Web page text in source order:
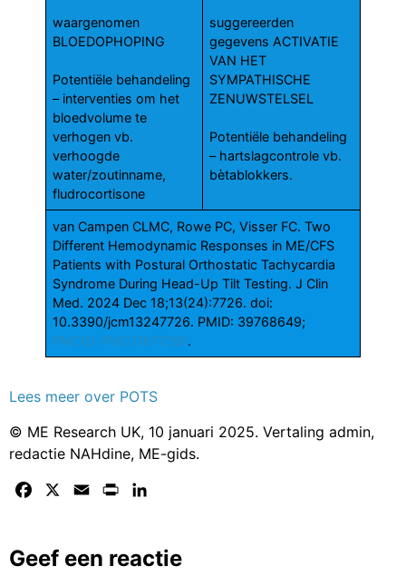
waargenomen
BLOEDOPHOPING
Potentiële behandeling
– interventies om het
bloedvolume te
verhogen vb.
verhoogde
water/zoutinname,
fludrocortisone
suggereerden
gegevens ACTIVATIE
VAN HET
SYMPATHISCHE
ZENUWSTELSEL
Potentiële behandeling
– hartslagcontrole vb.
bètablokkers.
van Campen CLMC, Rowe PC, Visser FC. Two
Different Hemodynamic Responses in ME/CFS
Patients with Postural Orthostatic Tachycardia
Syndrome During Head-Up Tilt Testing. J Clin
Med. 2024 Dec 18;13(24):7726. doi:
10.3390/jcm13247726. PMID: 39768649;
PMCID: PMC11677391.
Lees meer over POTS
© ME Research UK, 10 januari 2025. Vertaling admin,
redactie NAHdine, ME-gids.
Facebook Email Print
Geef een reactie